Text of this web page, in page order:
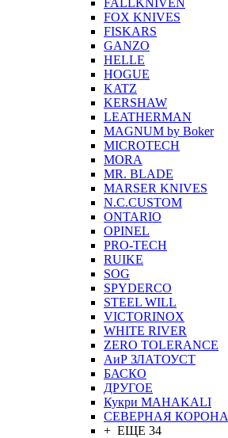
FALLKNIVEN
FOX KNIVES
FISKARS
GANZO
HELLE
HOGUE
KATZ
KERSHAW
LEATHERMAN
MAGNUM by Boker
MICROTECH
MORA
MR. BLADE
MARSER KNIVES
N.C.CUSTOM
ONTARIO
OPINEL
PRO-TECH
RUIKE
SOG
SPYDERCO
STEEL WILL
VICTORINOX
WHITE RIVER
ZERO TOLERANCE
АиР ЗЛАТОУСТ
БАСКО
ДРУГОЕ
Кукри MAHAKALI
СЕВЕРНАЯ КОРОНА
+ ЕЩЕ 34